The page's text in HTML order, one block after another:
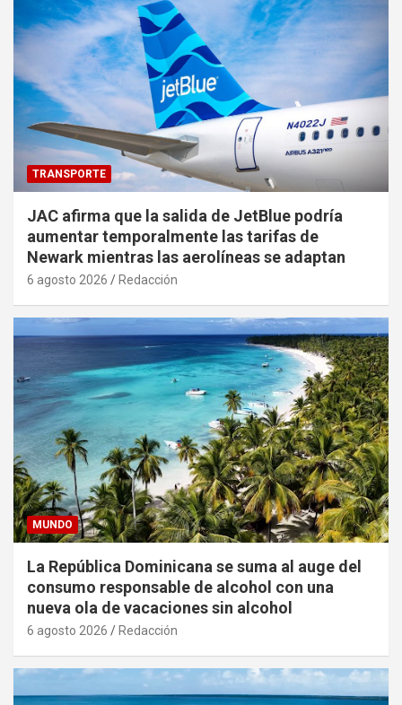
TRANSPORTE
JAC afirma que la salida de JetBlue podría
aumentar temporalmente las tarifas de
Newark mientras las aerolíneas se adaptan
6 agosto 2026 Redacción
MUNDO
La República Dominicana se suma al auge del
consumo responsable de alcohol con una
nueva ola de vacaciones sin alcohol
6 agosto 2026 Redacción